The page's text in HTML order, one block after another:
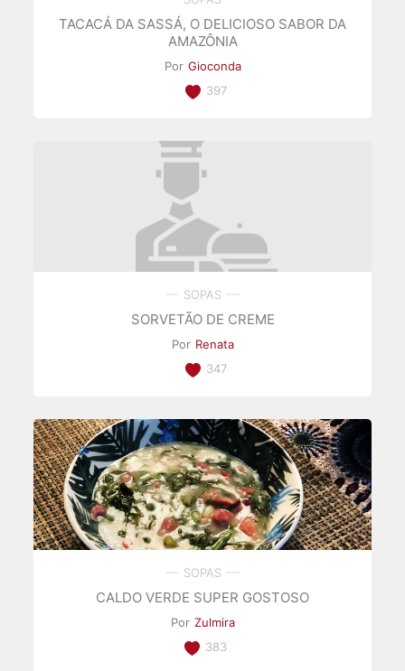
TACACÁ DA SASSÁ, O DELICIOSO SABOR DA
AMAZÔNIA
Por Gioconda
397
SOPAS
SORVETÃO DE CREME
Por Renata
347
SOPAS
CALDO VERDE SUPER GOSTOSO
Por Zulmira
383